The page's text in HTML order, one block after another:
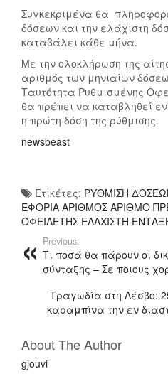
Συγκεκριμένα θα
δόσεων και την ελάχιστη
καταβάλει κάθε μήνα.
Με την ολοκλήρωση της
αριθμός των μηνιαίων
Ταυτότητα Ρυθμισμένης
θα πρέπει να καταβληθεί
η πρώτη δόση της ρύθμισης.
newsbeast
Ετικέτες: ΡΥΘΜΙΣΗ
ΕΦΟΡΙΑ ΑΡΙΘΜΟΣ ΑΡΙΘΜΟ
ΟΦΕΙΛΕΤΗΣ ΕΛΑΧΙΣΤΗ
Previous:
Τι ποσά θα πάρουν οι
σύνταξης – Σε ποιους
Τραγωδία στη Λέσβο:
καραμπίνα την εν
About The Author
gjouvi